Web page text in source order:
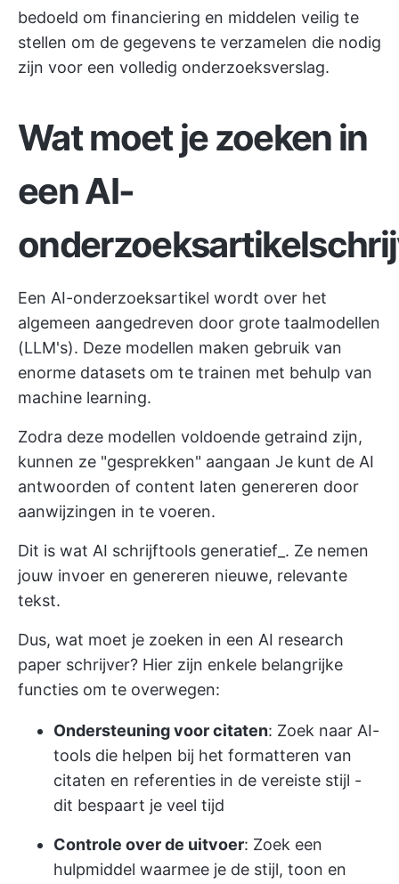
bedoeld om financiering en middelen veilig te
stellen om de gegevens te verzamelen die nodig
zijn voor een volledig onderzoeksverslag.
Wat moet je zoeken in
een AI-
Een AI-onderzoeksartikel wordt over het
algemeen aangedreven door grote taalmodellen
(LLM's). Deze modellen maken gebruik van
enorme datasets om te trainen met behulp van
machine learning.
Zodra deze modellen voldoende getraind zijn,
kunnen ze "gesprekken" aangaan Je kunt de AI
antwoorden of content laten genereren door
aanwijzingen in te voeren.
Dit is wat AI schrijftools generatief_. Ze nemen
jouw invoer en genereren nieuwe, relevante
tekst.
Dus, wat moet je zoeken in een AI research
paper schrijver? Hier zijn enkele belangrijke
functies om te overwegen:
Ondersteuning voor citaten: Zoek naar AI-
tools die helpen bij het formatteren van
citaten en referenties in de vereiste stijl -
dit bespaart je veel tijd
Controle over de uitvoer: Zoek een
hulpmiddel waarmee je de stijl, toon en